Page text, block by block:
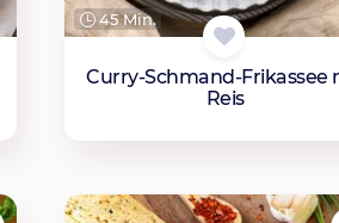
45 Min.
Curry-Schmand-Frikassee
Reis